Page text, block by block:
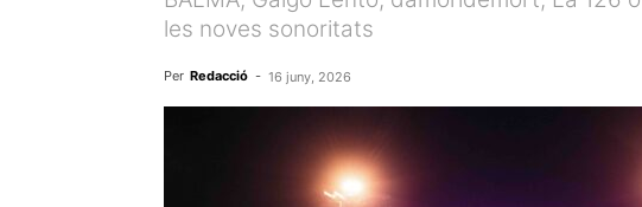
les noves sonoritats
Per Redacció - 16 juny, 2026